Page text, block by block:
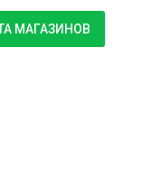
МАГАЗИНОВ